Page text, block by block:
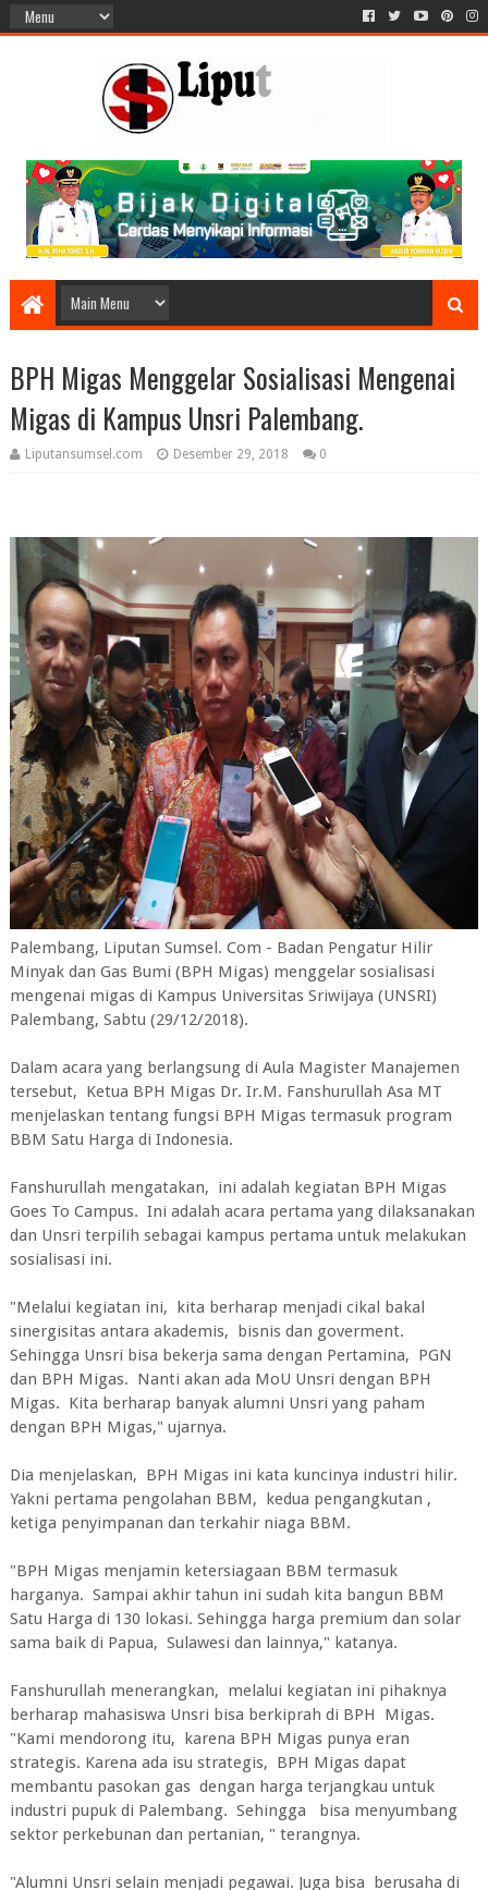
BPH Migas Menggelar Sosialisasi Mengenai
Migas di Kampus Unsri Palembang.
Liputansumsel.com Desember 29, 2018 0
Palembang, Liputan Sumsel. Com - Badan Pengatur Hilir
Minyak dan Gas Bumi (BPH Migas) menggelar sosialisasi
mengenai migas di Kampus Universitas Sriwijaya (UNSRI)
Palembang, Sabtu (29/12/2018).
Dalam acara yang berlangsung di Aula Magister Manajemen
tersebut, Ketua BPH Migas Dr. Ir.M. Fanshurullah Asa MT
menjelaskan tentang fungsi BPH Migas termasuk program
BBM Satu Harga di Indonesia.
Fanshurullah mengatakan, ini adalah kegiatan BPH Migas
Goes To Campus. Ini adalah acara pertama yang dilaksanakan
dan Unsri terpilih sebagai kampus pertama untuk melakukan
sosialisasi ini.
"Melalui kegiatan ini, kita berharap menjadi cikal bakal
sinergisitas antara akademis, bisnis dan goverment.
Sehingga Unsri bisa bekerja sama dengan Pertamina, PGN
dan BPH Migas. Nanti akan ada MoU Unsri dengan BPH
Migas. Kita berharap banyak alumni Unsri yang paham
dengan BPH Migas," ujarnya.
Dia menjelaskan, BPH Migas ini kata kuncinya industri hilir.
Yakni pertama pengolahan BBM, kedua pengangkutan ,
ketiga penyimpanan dan terkahir niaga BBM.
"BPH Migas menjamin ketersiagaan BBM termasuk
harganya. Sampai akhir tahun ini sudah kita bangun BBM
Satu Harga di 130 lokasi. Sehingga harga premium dan solar
sama baik di Papua, Sulawesi dan lainnya," katanya.
Fanshurullah menerangkan, melalui kegiatan ini pihaknya
berharap mahasiswa Unsri bisa berkiprah di BPH Migas.
"Kami mendorong itu, karena BPH Migas punya eran
strategis. Karena ada isu strategis, BPH Migas dapat
membantu pasokan gas dengan harga terjangkau untuk
industri pupuk di Palembang. Sehingga bisa menyumbang
sektor perkebunan dan pertanian, " terangnya.
"Alumni Unsri selain menjadi pegawai. Juga bisa berusaha di